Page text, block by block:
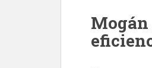
Mogán